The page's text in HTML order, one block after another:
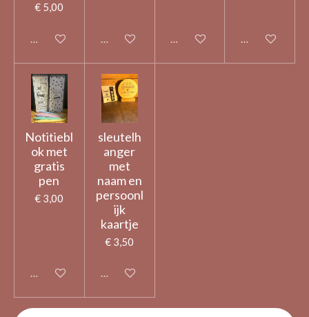
€ 5,00
Uitgeschakeld Uitgeschakeld Uitgeschakeld Uitgeschakeld
Notitiebl
ok met
gratis
pen
€ 3,00
Uitgeschakeld
sleutelh
anger
met
naam en
persoonl
ijk
kaartje
€ 3,50
Uitgeschakeld